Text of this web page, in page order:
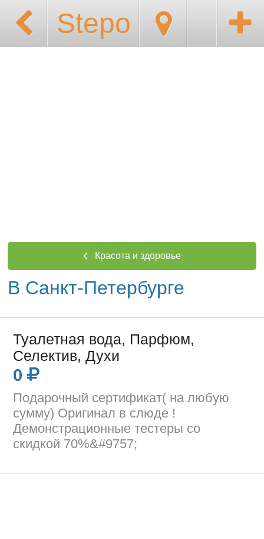
Stepo
Красота и здоровье
В Санкт-Петербурге
Туалетная вода, Парфюм,
Селектив, Духи
0
Подарочный сертификат( на любую
сумму) Оригинал в слюде !
Демонстрационные тестеры со
скидкой 70%&#9757;